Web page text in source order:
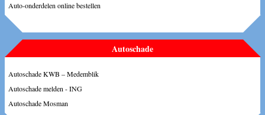
Auto-onderdelen online bestellen
Autoschade
Autoschade KWB – Medemblik
Autoschade melden - ING
Autoschade Mosman